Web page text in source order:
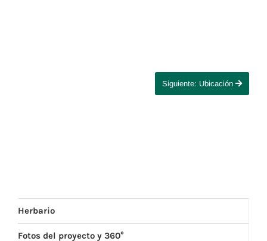
Siguiente: Ubicación
Herbario
Fotos del proyecto y 360°